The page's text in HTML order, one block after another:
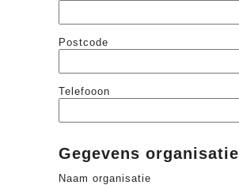
Postcode
Telefooon
Gegevens organisatie
Naam organisatie